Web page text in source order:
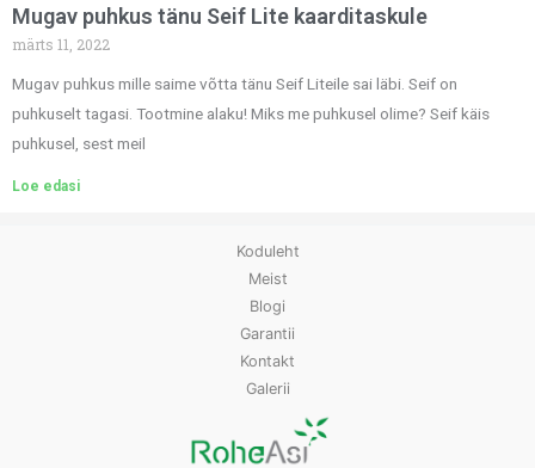
Mugav puhkus tänu Seif Lite kaarditaskule
märts 11, 2022
Mugav puhkus mille saime võtta tänu Seif Liteile sai läbi. Seif on
puhkuselt tagasi. Tootmine alaku! Miks me puhkusel olime? Seif käis
puhkusel, sest meil
Loe edasi
Koduleht
Meist
Blogi
Garantii
Kontakt
Galerii